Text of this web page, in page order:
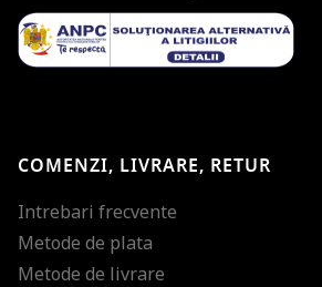
COMENZI, LIVRARE, RETUR
Intrebari frecvente
Metode de plata
Metode de livrare